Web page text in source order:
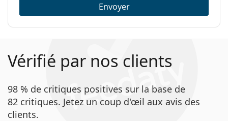
Envoyer
Vérifié par nos clients
98 % de critiques positives sur la base de
82 critiques. Jetez un coup d'œil aux avis des
clients.